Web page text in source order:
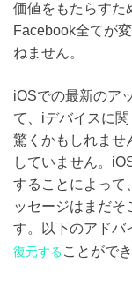
価値をもたらすた
Facebook全てが
ねません。
iOSでの最新のア
て、iデバイスに
驚くかもしれませ
していません。
することによって
ッセージはまだそ
す。以下のアドバ
復元することができ